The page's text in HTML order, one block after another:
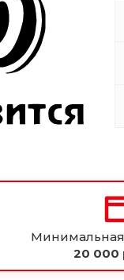
Минимальная
20 000